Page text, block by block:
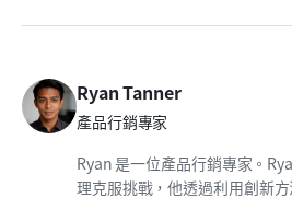
Ryan Tanner
產品行銷專家
Ryan 是一位產品行銷專家。
理克服挑戰，他透過利用創新